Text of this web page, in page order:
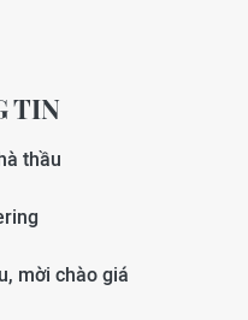
TIN
thầu
mời chào giá